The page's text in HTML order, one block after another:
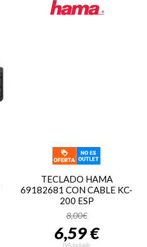
TECLADO HAMA
69182681 CON CABLE KC-
200 ESP
8,00€
6,59 €
IVA incluido